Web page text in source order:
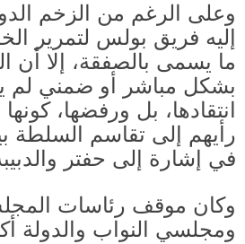
وعلى الرغم من الزخم
إليه فريق بولس لتمرير
ما يسمى بالصفقة، إلا أن
بشكل مباشر أو ضمني لم
انتقادها، بل ورفضها،
رأيهم إلى تقاسم السلطة
في إشارة إلى حفتر
وكان موقف رئاسات
ومجلسي النواب والدولة